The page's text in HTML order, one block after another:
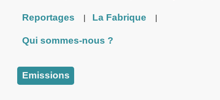
Reportages La Fabrique
Qui sommes-nous ?
Emissions